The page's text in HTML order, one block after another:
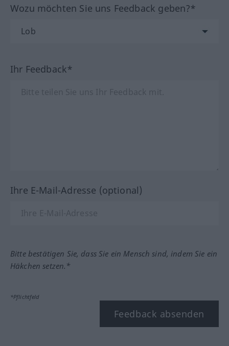
Wozu möchten Sie uns Feedback geben?*
Ihr Feedback*
Ihre E-Mail-Adresse (optional)
Bitte bestätigen Sie, dass Sie ein Mensch sind, indem Sie ein
Häkchen setzen.*
*Pflichtfeld
Feedback absenden